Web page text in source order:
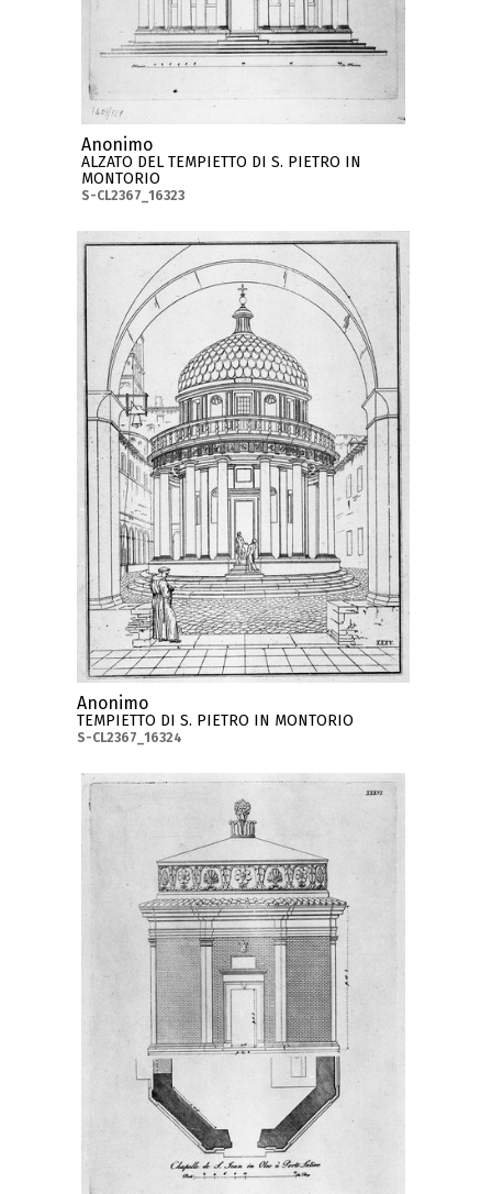
Anonimo
ALZATO DEL TEMPIETTO DI S. PIETRO IN
MONTORIO
S-CL2367_16323
Anonimo
TEMPIETTO DI S. PIETRO IN MONTORIO
S-CL2367_16324